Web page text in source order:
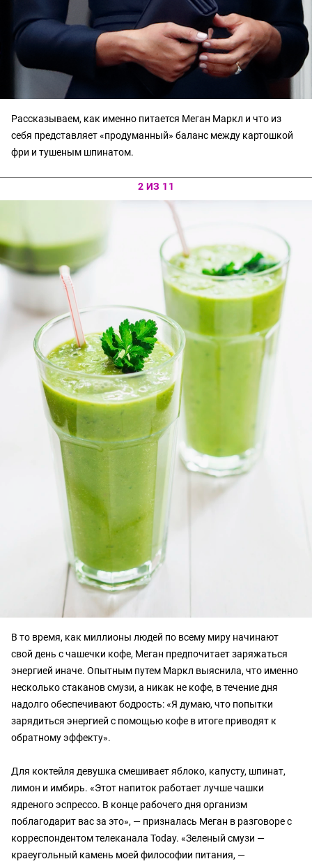
Рассказываем, как именно питается Меган Маркл и что из
себя представляет «продуманный» баланс между картошкой
фри и тушеным шпинатом.
2 ИЗ 11
В то время, как миллионы людей по всему миру начинают
свой день с чашечки кофе, Меган предпочитает заряжаться
энергией иначе. Опытным путем Маркл выяснила, что именно
несколько стаканов смузи, а никак не кофе, в течение дня
надолго обеспечивают бодрость: «Я думаю, что попытки
зарядиться энергией с помощью кофе в итоге приводят к
обратному эффекту».
Для коктейля девушка смешивает яблоко, капусту, шпинат,
лимон и имбирь. «Этот напиток работает лучше чашки
ядреного эспрессо. В конце рабочего дня организм
поблагодарит вас за это», — призналась Меган в разговоре с
корреспондентом телеканала Today. «Зеленый смузи —
краеугольный камень моей философии питания, —